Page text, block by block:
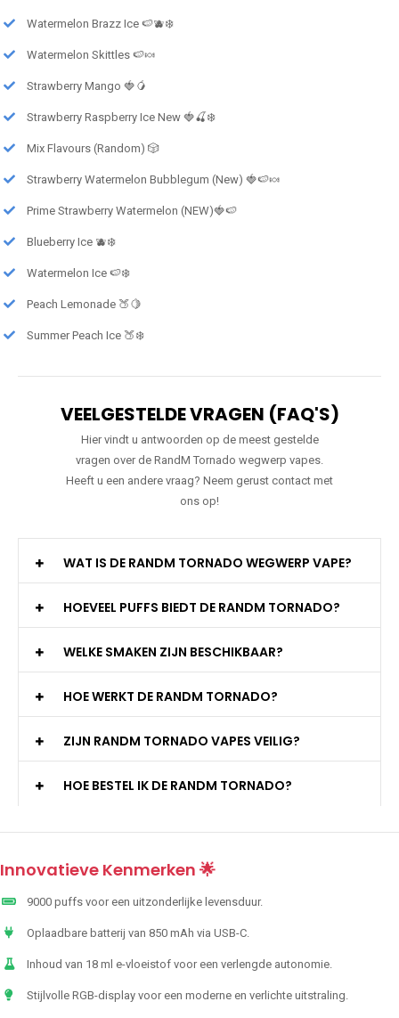
Watermelon Brazz Ice 🍉🫐❄️
Watermelon Skittles 🍉🍬
Strawberry Mango 🍓🥭
Strawberry Raspberry Ice New 🍓🍒❄️
Mix Flavours (Random) 🎲
Strawberry Watermelon Bubblegum (New) 🍓🍉🍬
Prime Strawberry Watermelon (NEW)🍓🍉
Blueberry Ice 🫐❄️
Watermelon Ice 🍉❄️
Peach Lemonade 🍑🍋
Summer Peach Ice 🍑❄️
VEELGESTELDE VRAGEN (FAQ'S)
Hier vindt u antwoorden op de meest gestelde
vragen over de RandM Tornado wegwerp vapes.
Heeft u een andere vraag? Neem gerust contact met
ons op!
WAT IS DE RANDM TORNADO WEGWERP VAPE?
HOEVEEL PUFFS BIEDT DE RANDM TORNADO?
WELKE SMAKEN ZIJN BESCHIKBAAR?
HOE WERKT DE RANDM TORNADO?
ZIJN RANDM TORNADO VAPES VEILIG?
HOE BESTEL IK DE RANDM TORNADO?
Innovatieve Kenmerken 🌟
9000 puffs voor een uitzonderlijke levensduur.
Oplaadbare batterij van 850 mAh via USB-C.
Inhoud van 18 ml e-vloeistof voor een verlengde autonomie.
Stijlvolle RGB-display voor een moderne en verlichte uitstraling.